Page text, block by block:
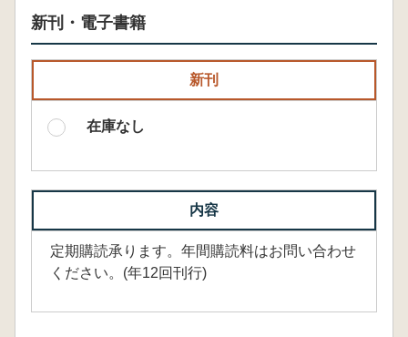
新刊・電子書籍
新刊
在庫なし
内容
定期購読承ります。年間購読料はお問い合わせ
ください。(年12回刊行)